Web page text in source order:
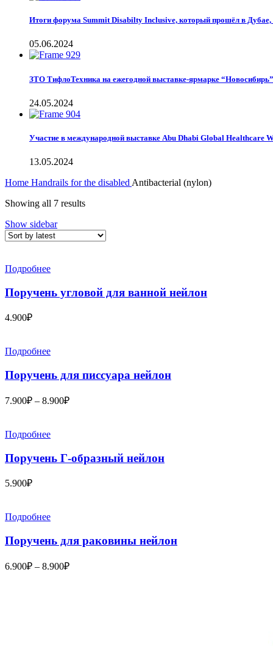
Итоги форума Summit Disabilty Inclusive, который прошёл в
05.06.2024
ЗТО ТифлоТехника на ежегодной выставке-ярмарке “Новосибирь”
24.05.2024
Участие в международной выставке Abu Dhabi Global Healthcare
13.05.2024
Home Handrails for the disabled Antibacterial (nylon)
Showing all 7 results
Show sidebar
Подробнее
Поручень угловой для ванной нейлон
4.900₽
Подробнее
Поручень для писсуара нейлон
7.900₽ – 8.900₽
Подробнее
Поручень Г-образный нейлон
5.900₽
Подробнее
Поручень для раковины нейлон
6.900₽ – 8.900₽